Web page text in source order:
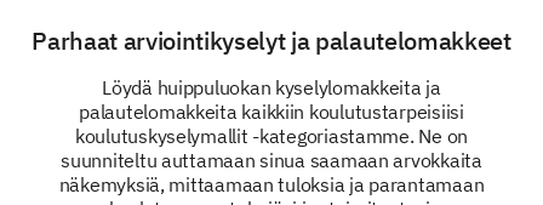
Final Thoughts and Suggestions
Your overall experience and suggestions are very
important to us.
How likely are you to recommend this
Parhaat arviointikyselyt ja palautelomakkeet
Löydä huippuluokan kyselylomakkeita ja
palautelomakkeita kaikkiin koulutustarpeisiisi
koulutuskyselymallit -kategoriastamme. Ne on
suunniteltu auttamaan sinua saamaan arvokkaita
näkemyksiä, mittaamaan tuloksia ja parantamaan